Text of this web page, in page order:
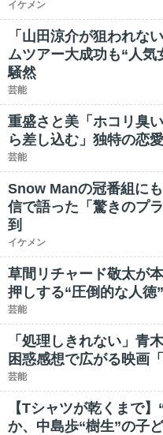
イケメン
「山田涼介が狙われな
ムツアー大成功も“人
騒然
芸能
重盛さと美「ホコリ臭
ら差し込む」独特の恋
芸能
Snow Manの冠番組に
信で語った「驚きのプ
到
イケメン
草間リチャード敬太が
押しする“圧倒的な人徳”
芸能
「処理しきれない」青
困惑感想で広がる映画
芸能
【Tシャツが乾くまで
か、中島歩“樹生”の子